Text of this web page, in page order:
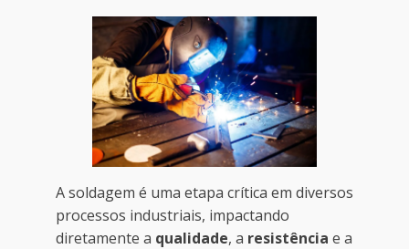
A soldagem é uma etapa crítica em diversos
processos industriais, impactando
diretamente a qualidade, a resistência e a